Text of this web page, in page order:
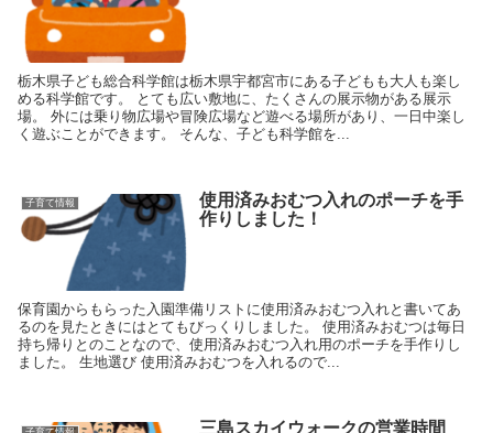
栃木県子ども総合科学館は栃木県宇都宮市にある子どもも大人も楽し
める科学館です。 とても広い敷地に、たくさんの展示物がある展示
場。 外には乗り物広場や冒険広場など遊べる場所があり、一日中楽し
く遊ぶことができます。 そんな、子ども科学館を...
子育て情報
使用済みおむつ入れのポーチを手
作りしました！
保育園からもらった入園準備リストに使用済みおむつ入れと書いてあ
るのを見たときにはとてもびっくりしました。 使用済みおむつは毎日
持ち帰りとのことなので、使用済みおむつ入れ用のポーチを手作りし
ました。 生地選び 使用済みおむつを入れるので...
三島スカイウォークの営業時間